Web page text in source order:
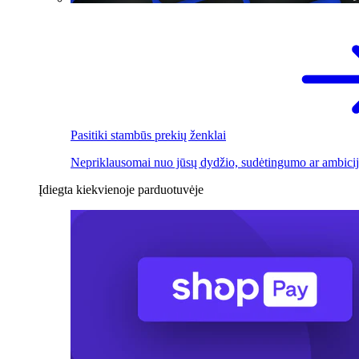
Pasitiki stambūs prekių ženklai
Nepriklausomai nuo jūsų dydžio, sudėtingumo ar
Įdiegta kiekvienoje parduotuvėje